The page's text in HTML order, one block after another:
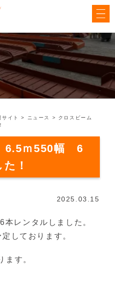
イト > ニュース >
クロスビーム
6.5ｍ550幅 6
！
2025.03.15
レンタルしました。
しております。
ます。